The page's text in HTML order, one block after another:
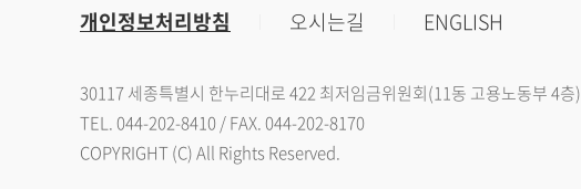
개인정보처리방침 오시는길 ENGLISH
30117 세종특별시 한누리대로 422 최저임금위원회(11동 고용노동부 4층)
TEL. 044-202-8410 / FAX. 044-202-8170
COPYRIGHT (C) All Rights Reserved.